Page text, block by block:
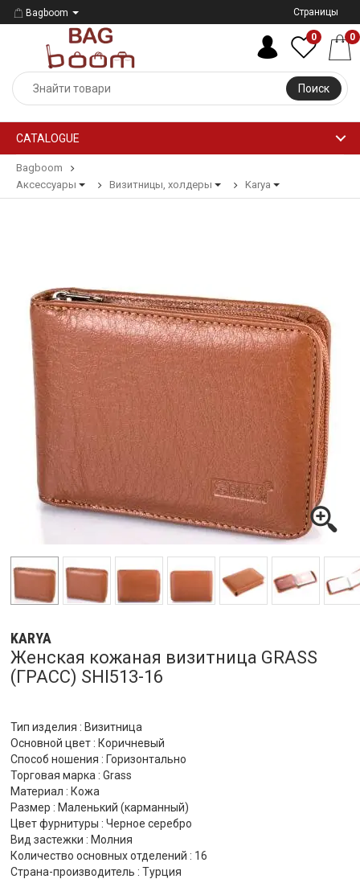
Bagboom Страницы
Поиск
0 0
CATALOGUE
Bagboom
Аксессуары
Визитницы, холдеры Karya
KARYA
Женская кожаная визитница GRASS
(ГРАСС) SHI513-16
Тип изделия : Визитница
Основной цвет : Коричневый
Способ ношения : Горизонтально
Торговая марка : Grass
Материал : Кожа
Размер : Маленький (карманный)
Цвет фурнитуры : Черное серебро
Вид застежки : Молния
Количество основных отделений : 16
Страна-производитель : Турция